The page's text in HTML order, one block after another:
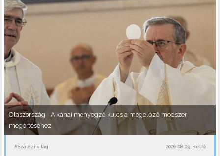
Olaszország - A kánai menyegző kulcs a megelőző módszer
megértéséhez
#Szalézi világ 2026-08-03, Hétfő